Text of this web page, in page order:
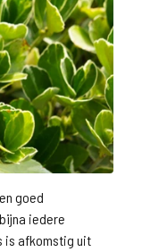
goed
iedere
is afkomstig uit